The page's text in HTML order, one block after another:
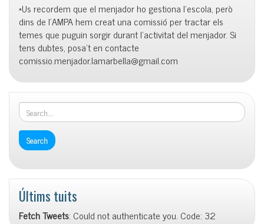
*Us recordem que el menjador ho gestiona l’escola, però
dins de l’AMPA hem creat una comissió per tractar els
temes que puguin sorgir durant l’activitat del menjador. Si
tens dubtes, posa’t en contacte
comissio.menjador.lamarbella@gmail.com
Últims tuits
Fetch Tweets: Could not authenticate you. Code: 32